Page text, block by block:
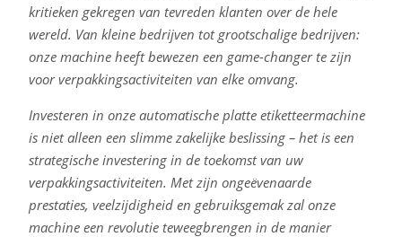
kritieken gekregen van tevreden klanten over de hele
wereld. Van kleine bedrijven tot grootschalige bedrijven:
onze machine heeft bewezen een game-changer te zijn
voor verpakkingsactiviteiten van elke omvang.
Investeren in onze automatische platte etiketteermachine
is niet alleen een slimme zakelijke beslissing – het is een
strategische investering in de toekomst van uw
verpakkingsactiviteiten. Met zijn ongeëvenaarde
prestaties, veelzijdigheid en gebruiksgemak zal onze
machine een revolutie teweegbrengen in de manier